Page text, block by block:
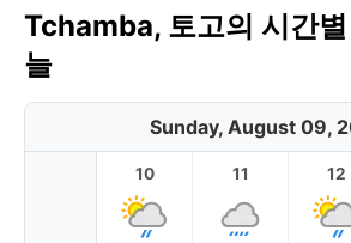
Tchamba, 토고의 시간
늘
Sunday, August 09,
10 11 12